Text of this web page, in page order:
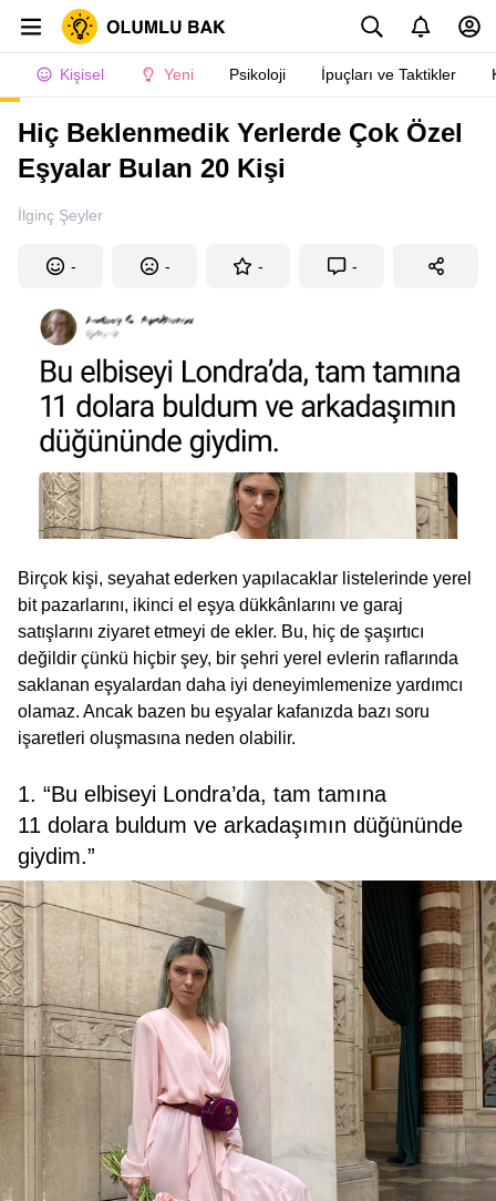
Kişisel Yeni Psikoloji İpuçları ve Taktikler
Hiç Beklenmedik Yerlerde Çok Özel
Eşyalar Bulan 20 Kişi
İlginç Şeyler
- - - -
Birçok kişi, seyahat ederken yapılacaklar listelerinde yerel
bit pazarlarını, ikinci el eşya dükkânlarını ve garaj
satışlarını ziyaret etmeyi de ekler. Bu, hiç de şaşırtıcı
değildir çünkü hiçbir şey, bir şehri yerel evlerin raflarında
saklanan eşyalardan daha iyi deneyimlemenize yardımcı
olamaz. Ancak bazen bu eşyalar kafanızda bazı soru
işaretleri oluşmasına neden olabilir.
1. “Bu elbiseyi Londra’da, tam tamına
11 dolara buldum ve arkadaşımın düğününde
giydim.”